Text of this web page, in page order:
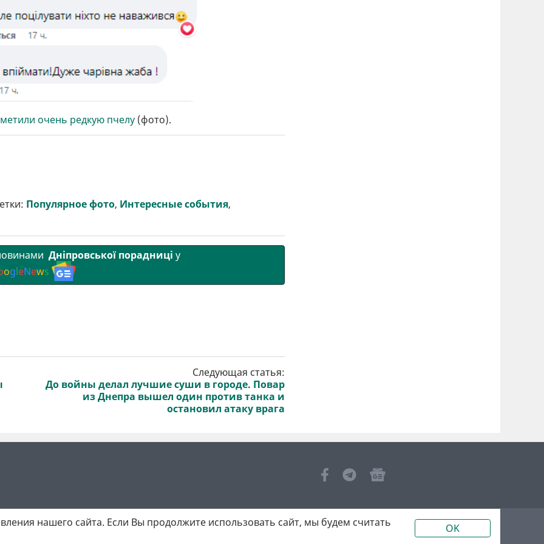
очень редкую пчелу (фото).
Популярное фото, Интересные события,
Дніпровської порадниці у
ogleNews
Следующая статья:
До войны делал лучшие суши в городе. Повар
из Днепра вышел один против танка и
остановил атаку врага
обов'язкове активне гіперпосилання у першому абзаці.
нашего сайта. Если Вы продолжите использовать сайт, мы будем считать
OK